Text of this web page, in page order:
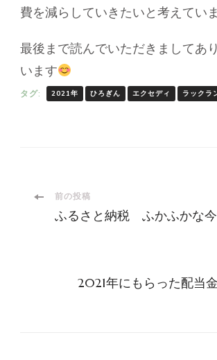
費を減らしていきたいと考えてい
最後まで読んでいただきましてあ
います
タグ: 2021年 ひろぎん エクセディ ラックラ
投
前の投稿
ふるさと納税 ふかふかな
2021年にもらった配当